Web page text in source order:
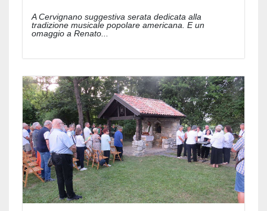
A Cervignano suggestiva serata dedicata alla
tradizione musicale popolare americana. E un
omaggio a Renato...